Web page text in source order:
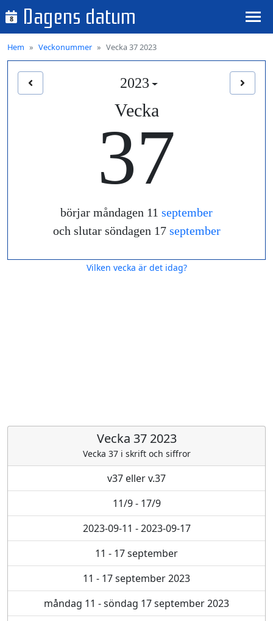
8 Dagens datum
Hem Veckonummer Vecka 37 2023
2023
Vecka
37
börjar måndagen 11 september
och slutar söndagen 17 september
Vilken vecka är det idag?
Vecka 37 2023
Vecka 37 i skrift och siffror
v37 eller v.37
11/9 - 17/9
2023-09-11 - 2023-09-17
11 - 17 september
11 - 17 september 2023
måndag 11 - söndag 17 september 2023